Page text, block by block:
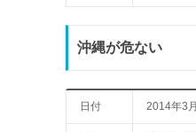
沖縄が危ない
日付 2014年3